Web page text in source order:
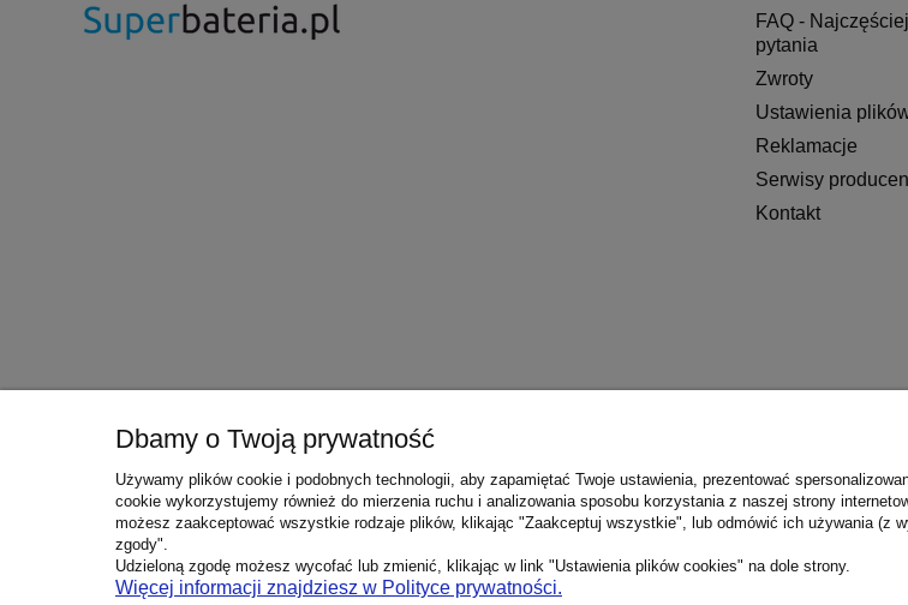
FAQ -
pytania
Zwroty
Ustawienia
Reklamacje
Serwisy
Kontakt
Dbamy o Twoją prywatność
Używamy plików cookie i podobnych technologii, aby zapamiętać Twoje ustawienia, prezentować
cookie wykorzystujemy również do mierzenia ruchu i analizowania sposobu korzystania z naszej strony
możesz zaakceptować wszystkie rodzaje plików, klikając "Zaakceptuj wszystkie", lub odmówić ich używania
zgody".
Udzieloną zgodę możesz wycofać lub zmienić, klikając w link "Ustawienia plików cookies" na dole strony.
Więcej informacji znajdziesz w Polityce prywatności.